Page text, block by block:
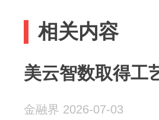
相关内容
美云智数取得工
金融界 2026-07-03